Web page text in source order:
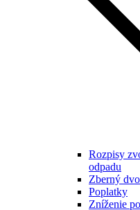
Rozpisy
odpadu
Zberný
Poplatky
Zníženie